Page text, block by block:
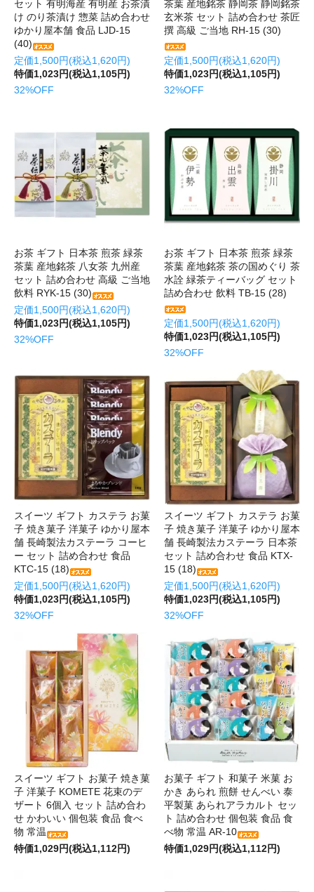
セット 有明海産 有明産 お茶漬
け のり茶漬け 惣菜 詰め合わせ
ゆかり屋本舗 食品 LJD-15
(40)
定価1,500円(税込1,620円)
特価1,023円(税込1,105円)
32%OFF
茶葉 産地銘茶 静岡茶 静岡銘茶
玄米茶 セット 詰め合わせ 茶匠
撰 高級 ご当地 RH-15 (30)
定価1,500円(税込1,620円)
特価1,023円(税込1,105円)
32%OFF
お茶 ギフト 日本茶 煎茶 緑茶
茶葉 産地銘茶 八女茶 九州産
セット 詰め合わせ 高級 ご当地
飲料 RYK-15 (30)
定価1,500円(税込1,620円)
特価1,023円(税込1,105円)
32%OFF
お茶 ギフト 日本茶 煎茶 緑茶
茶葉 産地銘茶 茶の国めぐり 茶
水詮 緑茶ティーバッグ セット
詰め合わせ 飲料 TB-15 (28)
定価1,500円(税込1,620円)
特価1,023円(税込1,105円)
32%OFF
スイーツ ギフト カステラ お菓
子 焼き菓子 洋菓子 ゆかり屋本
舗 長崎製法カステーラ コーヒ
ー セット 詰め合わせ 食品
KTC-15 (18)
定価1,500円(税込1,620円)
特価1,023円(税込1,105円)
32%OFF
スイーツ ギフト カステラ お菓
子 焼き菓子 洋菓子 ゆかり屋本
舗 長崎製法カステーラ 日本茶
セット 詰め合わせ 食品 KTX-
15 (18)
定価1,500円(税込1,620円)
特価1,023円(税込1,105円)
32%OFF
スイーツ ギフト お菓子 焼き菓
子 洋菓子 KOMETE 花束のデ
ザート 6個入 セット 詰め合わ
せ かわいい 個包装 食品 食べ
物 常温
特価1,029円(税込1,112円)
お菓子 ギフト 和菓子 米菓 お
かき あられ 煎餅 せんべい 泰
平製菓 あられアラカルト セッ
ト 詰め合わせ 個包装 食品 食
べ物 常温 AR-10
特価1,029円(税込1,112円)